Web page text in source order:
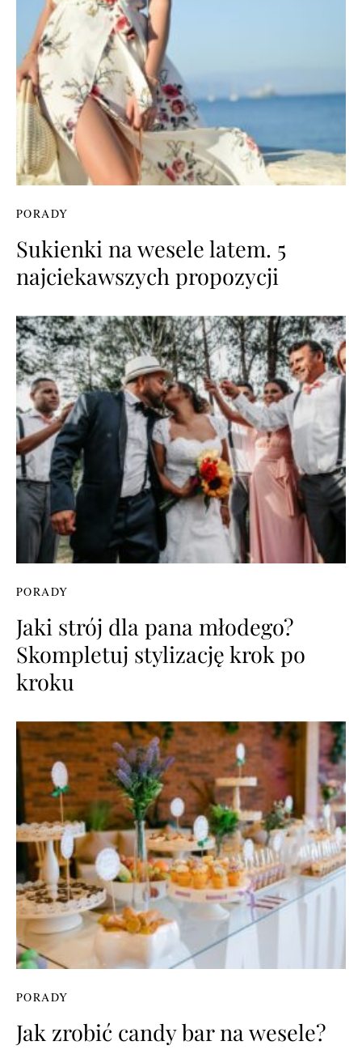
PORADY
Sukienki na wesele latem. 5
najciekawszych propozycji
PORADY
Jaki strój dla pana młodego?
Skompletuj stylizację krok po
kroku
PORADY
Jak zrobić candy bar na wesele?